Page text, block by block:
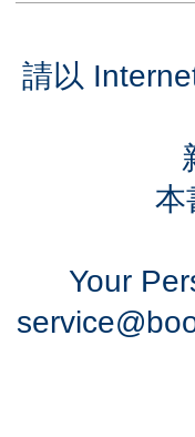
請以
本
Your